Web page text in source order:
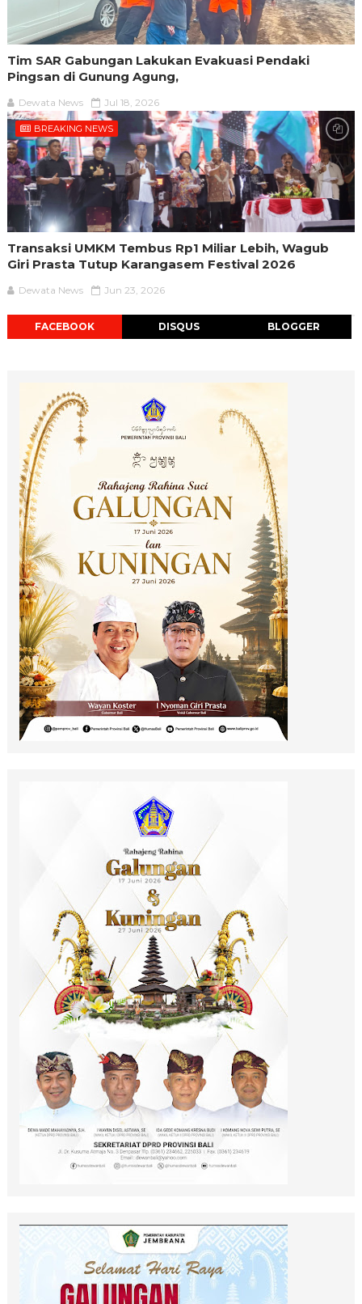
Tim SAR Gabungan Lakukan Evakuasi Pendaki
Pingsan di Gunung Agung,
Dewata News Jul 18, 2026
BREAKING NEWS
Transaksi UMKM Tembus Rp1 Miliar Lebih, Wagub
Giri Prasta Tutup Karangasem Festival 2026
Dewata News Jun 23, 2026
FACEBOOK DISQUS BLOGGER